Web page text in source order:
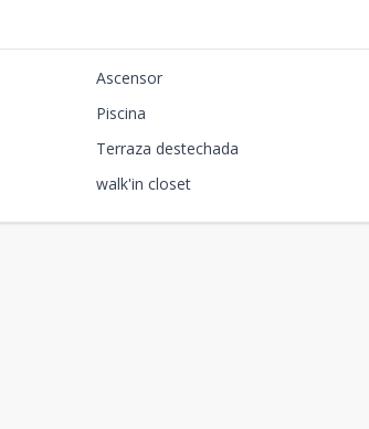
Ascensor
Piscina
Terraza destechada
walk'in closet